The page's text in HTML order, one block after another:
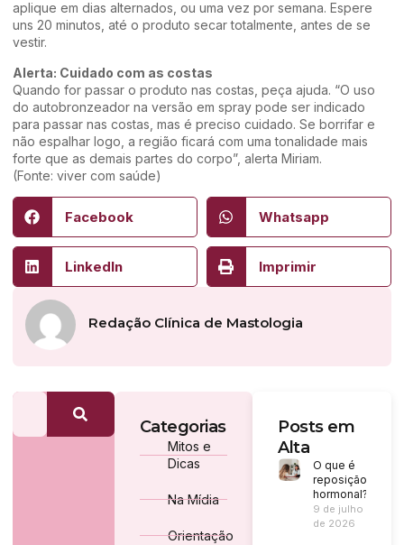
aplique em dias alternados, ou uma vez por semana. Espere
uns 20 minutos, até o produto secar totalmente, antes de se
vestir.
Alerta: Cuidado com as costas
Quando for passar o produto nas costas, peça ajuda. “O uso
do autobronzeador na versão em spray pode ser indicado
para passar nas costas, mas é preciso cuidado. Se borrifar e
não espalhar logo, a região ficará com uma tonalidade mais
forte que as demais partes do corpo”, alerta Miriam.
(Fonte: viver com saúde)
Facebook Whatsapp
LinkedIn Imprimir
Redação Clínica de Mastologia
Categorias
Mitos e
Dicas
Na Mídia
Orientação
Posts em
Alta
O que é
reposição
hormonal?
9 de julho
de 2026